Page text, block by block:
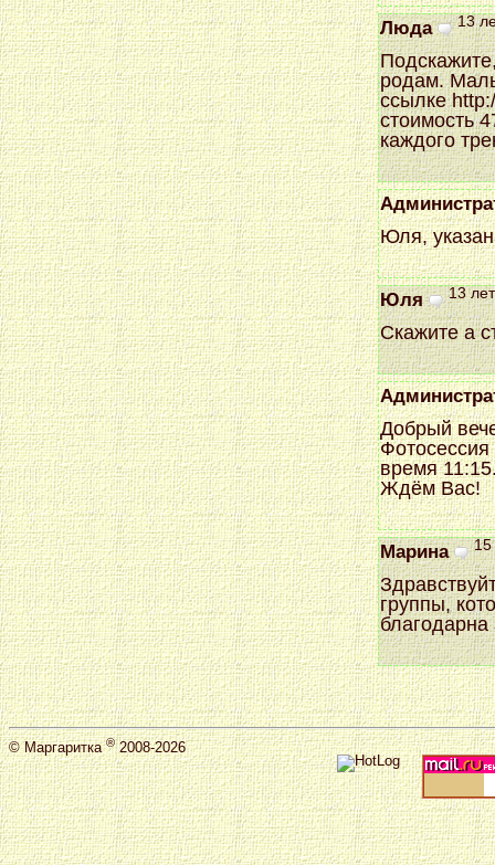
Люда 13
родам.
ссылке
стоимость
каждого
Юля,
Юля 13
Скажите а
Добрый
Фотосессия
время
Ждём Вас!
Марина 15
группы,
©Маргаритка®2008-2026